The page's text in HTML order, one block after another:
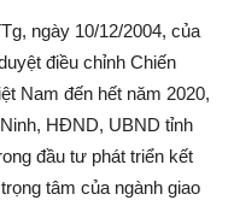
ngày 10/12/2004, của
điều chỉnh Chiến
Nam đến hết năm 2020,
HĐND, UBND tỉnh
đầu tư phát triển kết
tâm của ngành giao